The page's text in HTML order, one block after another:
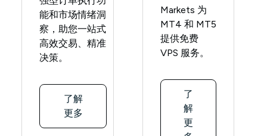
能和市场情绪洞
察，助您一站式
高效交易、精准
决策。
了解
更多
Markets 为
MT4 和 MT5
提供免费
VPS 服务。
了
解
更